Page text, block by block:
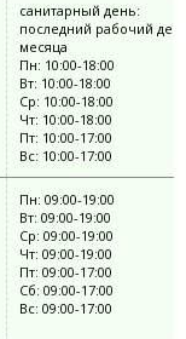
санитарный день:
последний рабочий
месяца
Пн: 10:00-18:00
Вт: 10:00-18:00
Ср: 10:00-18:00
Чт: 10:00-18:00
Пт: 10:00-17:00
Вс: 10:00-17:00
Пн: 09:00-19:00
Вт: 09:00-19:00
Ср: 09:00-19:00
Чт: 09:00-19:00
Пт: 09:00-17:00
Сб: 09:00-17:00
Вс: 09:00-17:00